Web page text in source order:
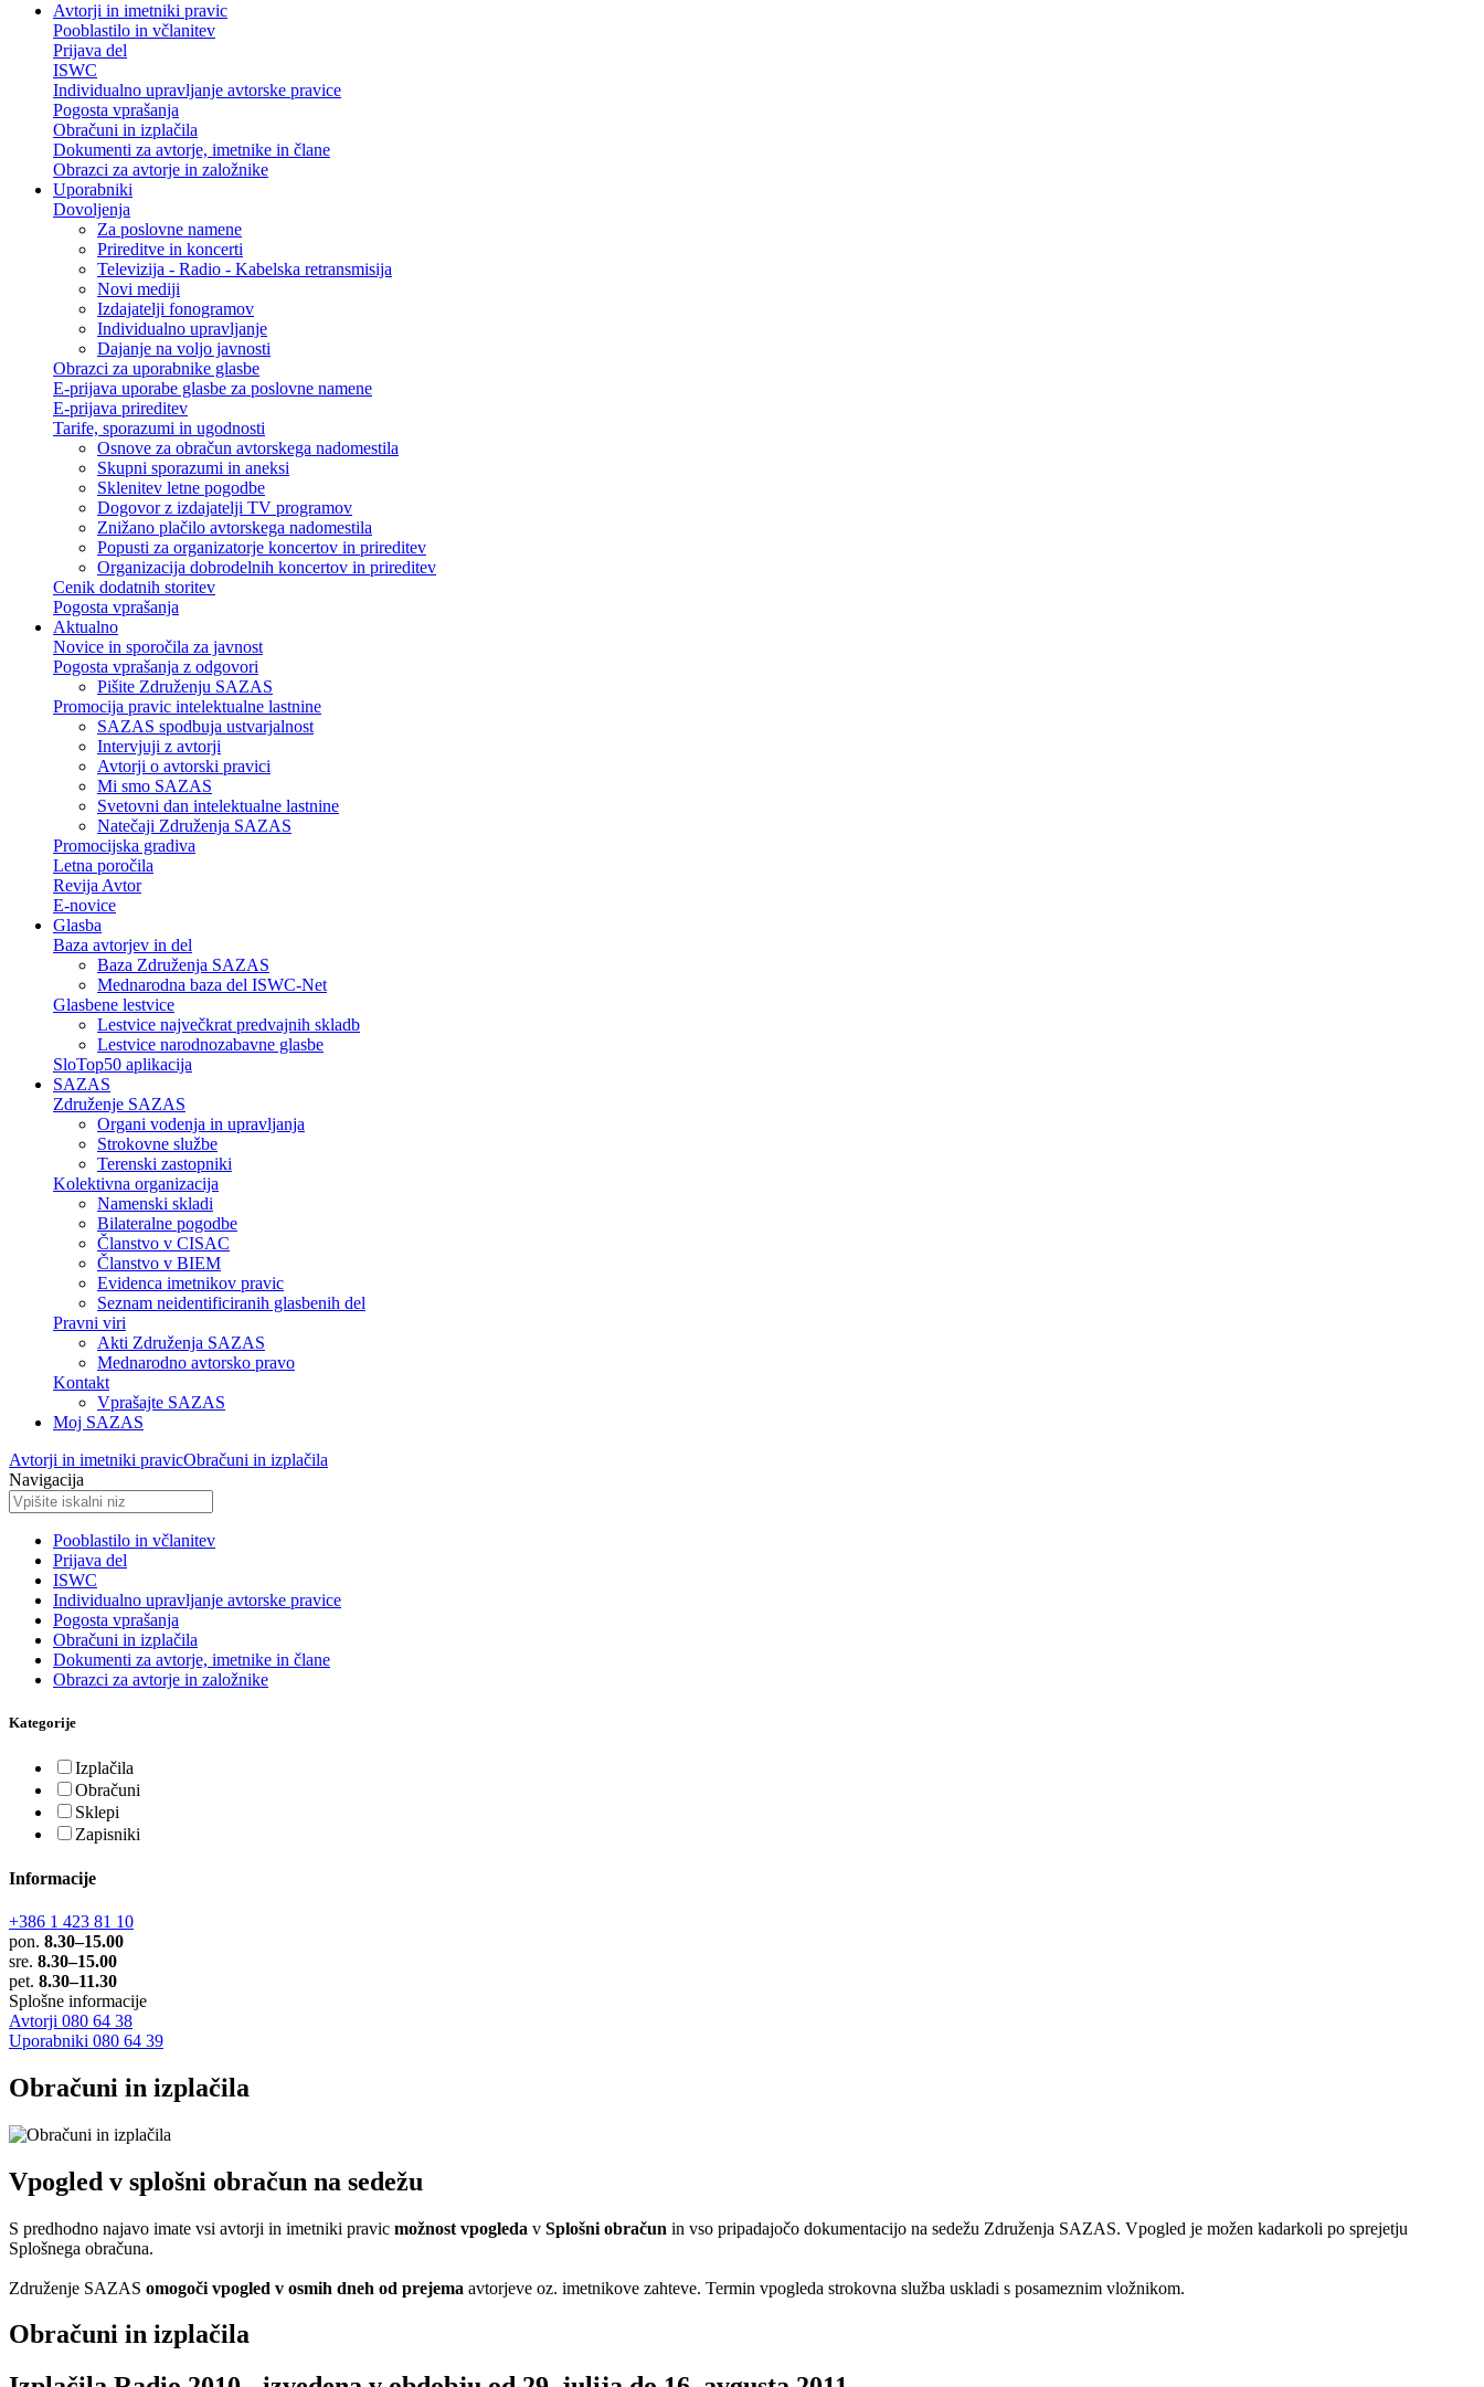
Avtorji in imetniki pravic
Pooblastilo in včlanitev
Prijava del
ISWC
Individualno upravljanje avtorske pravice
Pogosta vprašanja
Obračuni in izplačila
Dokumenti za avtorje, imetnike in člane
Obrazci za avtorje in založnike
Uporabniki
Dovoljenja
Za poslovne namene
Prireditve in koncerti
Televizija - Radio - Kabelska retransmisija
Novi mediji
Izdajatelji fonogramov
Individualno upravljanje
Dajanje na voljo javnosti
Obrazci za uporabnike glasbe
E-prijava uporabe glasbe za poslovne namene
E-prijava prireditev
Tarife, sporazumi in ugodnosti
Osnove za obračun avtorskega nadomestila
Skupni sporazumi in aneksi
Sklenitev letne pogodbe
Dogovor z izdajatelji TV programov
Znižano plačilo avtorskega nadomestila
Popusti za organizatorje koncertov in prireditev
Organizacija dobrodelnih koncertov in prireditev
Cenik dodatnih storitev
Pogosta vprašanja
Aktualno
Novice in sporočila za javnost
Pogosta vprašanja z odgovori
Pišite Združenju SAZAS
Promocija pravic intelektualne lastnine
SAZAS spodbuja ustvarjalnost
Intervjuji z avtorji
Avtorji o avtorski pravici
Mi smo SAZAS
Svetovni dan intelektualne lastnine
Natečaji Združenja SAZAS
Promocijska gradiva
Letna poročila
Revija Avtor
E-novice
Glasba
Baza avtorjev in del
Baza Združenja SAZAS
Mednarodna baza del ISWC-Net
Glasbene lestvice
Lestvice največkrat predvajnih skladb
Lestvice narodnozabavne glasbe
SloTop50 aplikacija
SAZAS
Združenje SAZAS
Organi vodenja in upravljanja
Strokovne službe
Terenski zastopniki
Kolektivna organizacija
Namenski skladi
Bilateralne pogodbe
Članstvo v CISAC
Članstvo v BIEM
Evidenca imetnikov pravic
Seznam neidentificiranih glasbenih del
Pravni viri
Akti Združenja SAZAS
Mednarodno avtorsko pravo
Kontakt
Vprašajte SAZAS
Moj SAZAS
Avtorji in imetniki pravicObračuni in izplačila
Navigacija
Pooblastilo in včlanitev
Prijava del
ISWC
Individualno upravljanje avtorske pravice
Pogosta vprašanja
Obračuni in izplačila
Dokumenti za avtorje, imetnike in člane
Obrazci za avtorje in založnike
Kategorije
Izplačila
Obračuni
Sklepi
Zapisniki
Informacije
+386 1 423 81 10
pon. 8.30–15.00
sre. 8.30–15.00
pet. 8.30–11.30
Splošne informacije
Avtorji 080 64 38
Uporabniki 080 64 39
Obračuni in izplačila
Vpogled v splošni obračun na sedežu
S predhodno najavo imate vsi avtorji in imetniki pravic možnost vpogleda v Splošni obračun in vso pripadajočo dokumentacijo na sedežu Združenja SAZAS. Vpogled je možen kadarkoli po sprejetju
Splošnega obračuna.
Združenje SAZAS omogoči vpogled v osmih dneh od prejema avtorjeve oz. imetnikove zahteve. Termin vpogleda strokovna služba uskladi s posameznim vložnikom.
Obračuni in izplačila